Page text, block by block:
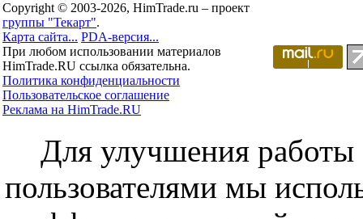
Copyright © 2003-2026, HimTrade.ru – проект
группы "Текарт".
Карта сайта... PDA-версия...
При любом использовании материалов
HimTrade.RU ссылка обязательна.
Политика конфиденциальности
Пользовательское соглашение
Реклама на HimTrade.RU
Для улучшения работы
пользователями мы